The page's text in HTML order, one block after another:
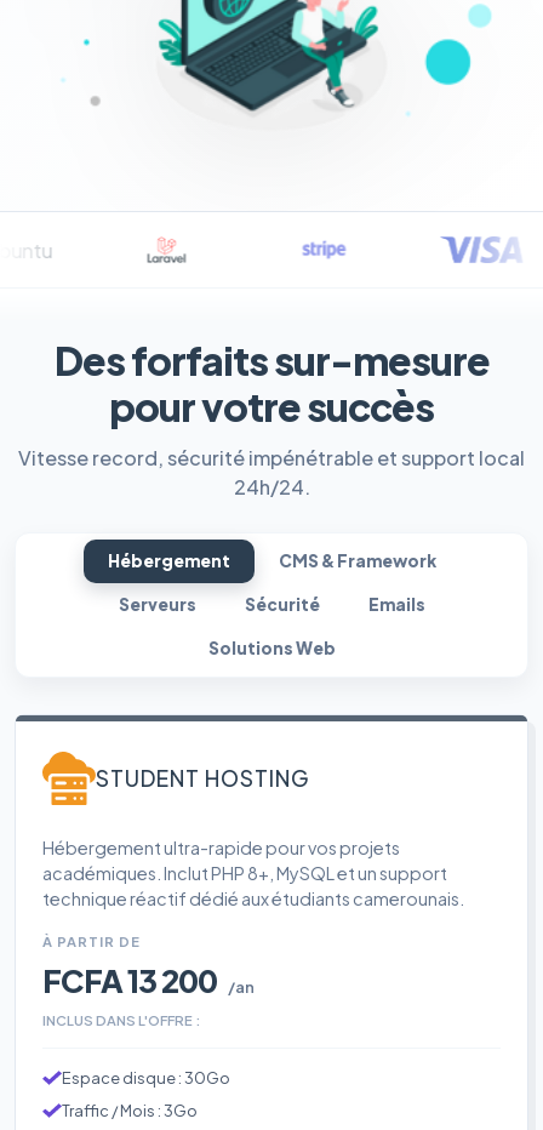
Des forfaits sur-mesure
pour votre succès
Vitesse record, sécurité impénétrable et support local
24h/24.
Hébergement CMS & Framework
Serveurs Sécurité Emails
Solutions Web
STUDENT HOSTING
Hébergement ultra-rapide pour vos projets
académiques. Inclut PHP 8+, MySQL et un support
technique réactif dédié aux étudiants camerounais.
À PARTIR DE
FCFA 13 200 /an
INCLUS DANS L'OFFRE :
Espace disque : 30Go
Traffic / Mois : 3Go